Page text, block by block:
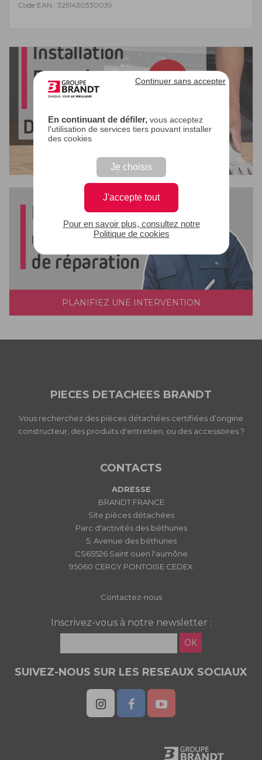
En continuant de défiler, vous acceptez
l'utilisation de services tiers pouvant installer
des cookies
Je choisis
J'accepte tout
Continuer sans accepter
Pour en savoir plus, consultez notre
Politique de cookies
Code EAN : 3251430330039
PLANIFIEZ UNE INTERVENTION
PIECES DETACHEES BRANDT
Vous recherchez des pièces détachées certifiées d’origine
constructeur, des produits d'entretien, ou des accessoires ?
CONTACTS
ADRESSE
BRANDT FRANCE
Site pièces détachées
Parc d'activités des béthunes
5, Avenue des béthunes
CS65526 Saint ouen l'aumône
95060 CERGY PONTOISE CEDEX
Contactez-nous
Inscrivez-vous à notre newsletter :
OK
SUIVEZ-NOUS SUR LES RESEAUX SOCIAUX